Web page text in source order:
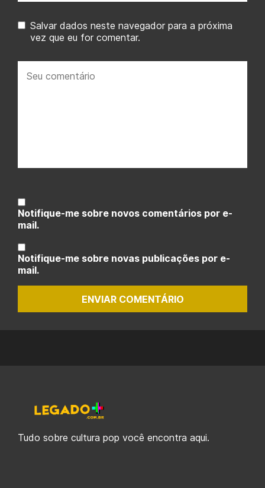
Salvar dados neste navegador para a próxima
vez que eu for comentar.
comentário:
Notifique-me sobre novos comentários por e-
mail.
Notifique-me sobre novas publicações por e-
mail.
ENVIAR COMENTÁRIO
Tudo sobre cultura pop você encontra aqui.